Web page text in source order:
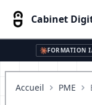
Cabinet
FORMATION
Accueil PME